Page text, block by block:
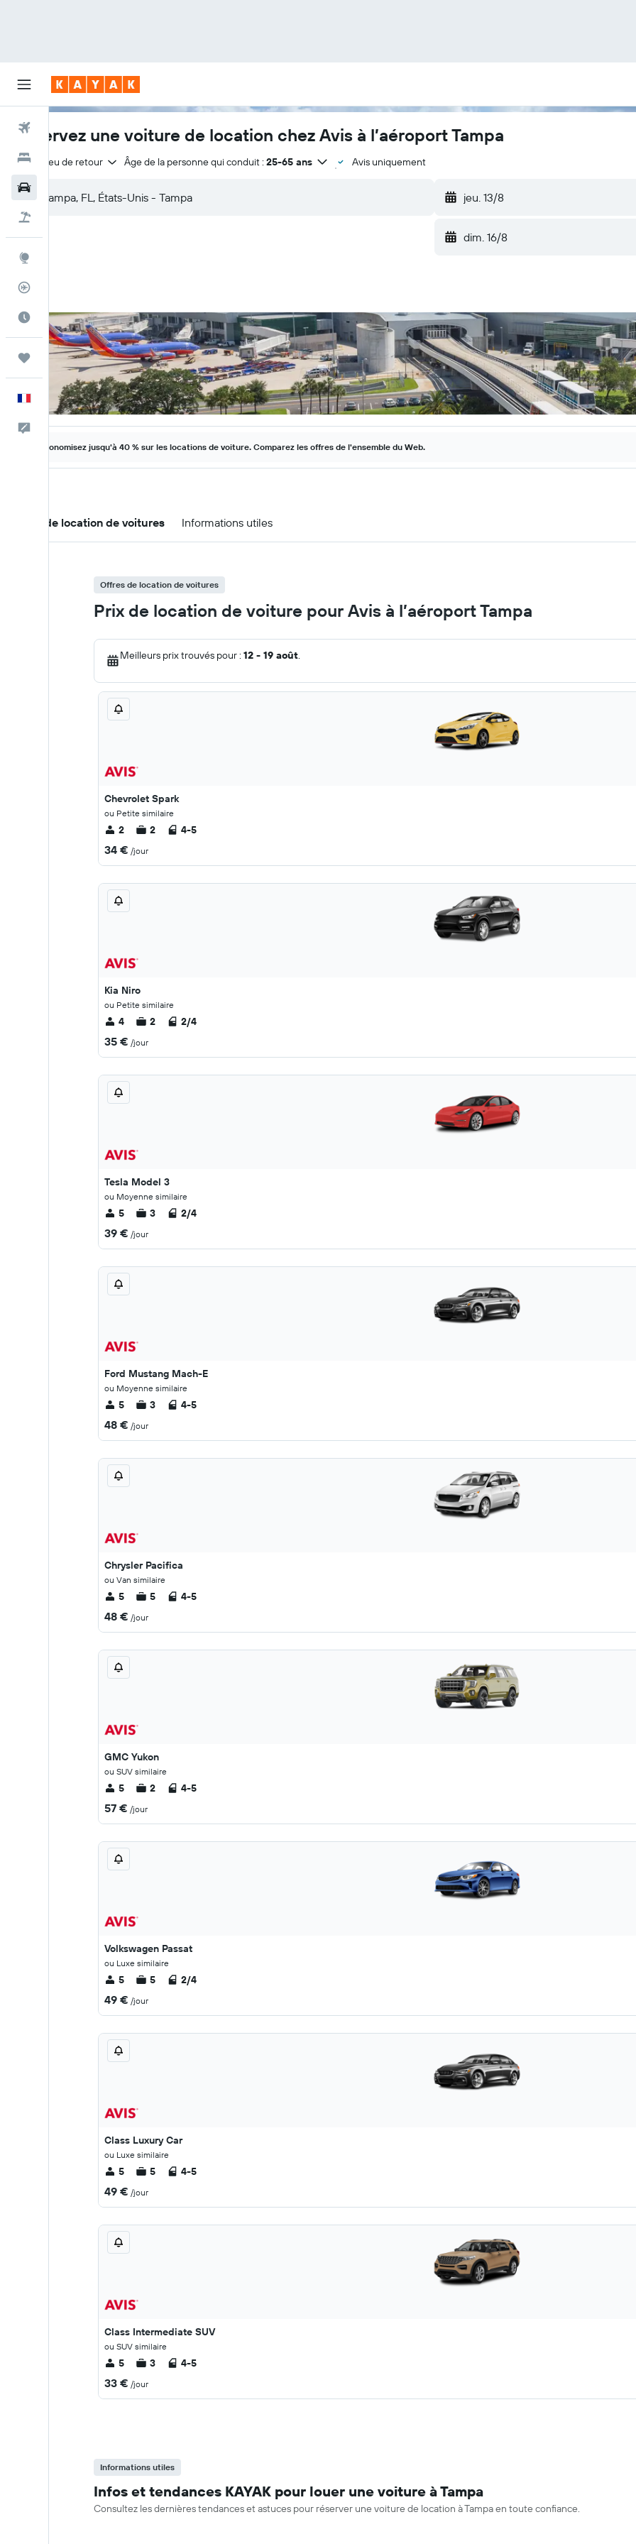
Hôtels
Meilleur moment pour voyager
Trips
Français
Commentaires
Réservez une voiture de location chez Avis à l’aéroport Tampa
Même lieu de retour Âge de la personne qui conduit : 25-65 ans Avis uniquement
jeu. 13/8
dim. 16/8
Économisez jusqu'à 40 % sur les locations de voiture. Comparez les offres de l'ensemble du Web.
Offres de location de voitures Informations utiles
Offres de location de voitures
Prix de location de voiture pour Avis à l’aéroport Tampa
Meilleurs prix trouvés pour : 12 - 19 août.
Chevrolet Spark
ou Petite similaire
2 2 4-5
34 € /jour
Kia Niro
ou Petite similaire
4 2 2/4
35 € /jour
Tesla Model 3
ou Moyenne similaire
5 3 2/4
39 € /jour
Ford Mustang Mach-E
ou Moyenne similaire
5 3 4-5
48 € /jour
Chrysler Pacifica
ou Van similaire
5 5 4-5
48 € /jour
GMC Yukon
ou SUV similaire
5 2 4-5
57 € /jour
Volkswagen Passat
ou Luxe similaire
5 5 2/4
49 € /jour
Class Luxury Car
ou Luxe similaire
5 5 4-5
49 € /jour
Class Intermediate SUV
ou SUV similaire
5 3 4-5
33 € /jour
Informations utiles
Infos et tendances KAYAK pour louer une voiture à Tampa
Consultez les dernières tendances et astuces pour réserver une voiture de location à Tampa en toute confiance.